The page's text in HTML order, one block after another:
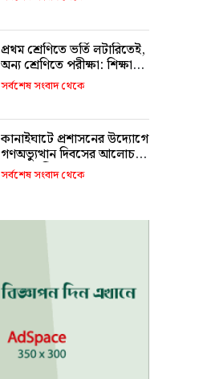
রাখবে : কয়েস লোদী
প্রথম শ্রেণিতে ভর্তি লটারিতেই,
অন্য শ্রেণিতে পরীক্ষা: শিক্ষা
মন্ত্রণালয়
সর্বশেষ সংবাদ থেকে
কানাইঘাটে প্রশাসনের উদ্যোগে
গণঅভ্যুত্থান দিবসের আলোচনা
সভা অনুষ্ঠিত
সর্বশেষ সংবাদ থেকে